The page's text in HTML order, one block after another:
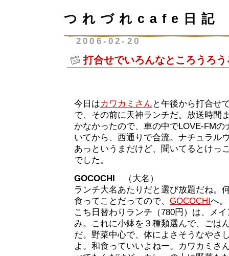
つれづれcafe日記
2006-02-20
打合せでいろんなところうろう
今日はカワカミさん と午後から打合せ
で、その前に天神ランチだ。放送時間
かなかったので、車の中でLOVE-FM
いてから、西通りで合流。ナチュラル
あっというまだけど、聞いてるとけっ
でした。
GOCOCHI （大名）
ランチ大名あたりだと選び放題だね。
食ってことだってので、 GOCOCHIへ
こち日替わりランチ（780円）は、メ
み。これに小鉢を３種類選んで、ごは
だ。野菜中心で、体によさそうなやさ
よ。和食っていいよねー。カワカミさ